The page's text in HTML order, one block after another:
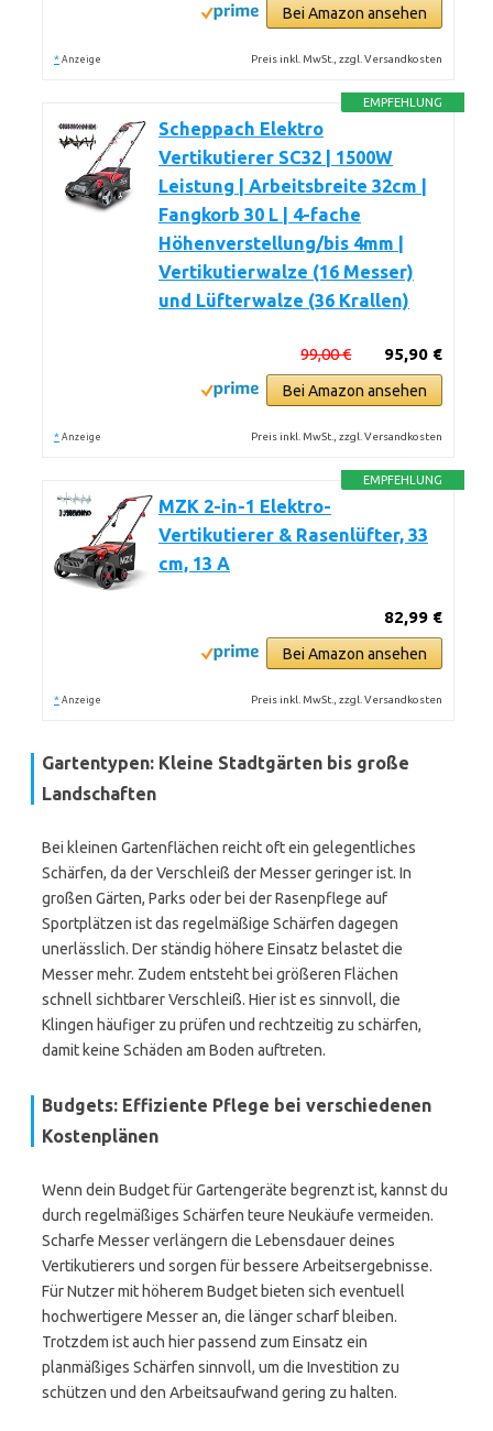
Bei Amazon ansehen
* Anzeige Preis inkl. MwSt., zzgl. Versandkosten
EMPFEHLUNG
Scheppach Elektro
Vertikutierer SC32 | 1500W
Leistung | Arbeitsbreite 32cm |
Fangkorb 30 L | 4-fache
Höhenverstellung/bis 4mm |
Vertikutierwalze (16 Messer)
und Lüfterwalze (36 Krallen)
95,90 €
99,00 €
Bei Amazon ansehen
* Anzeige Preis inkl. MwSt., zzgl. Versandkosten
EMPFEHLUNG
MZK 2-in-1 Elektro-
Vertikutierer & Rasenlüfter, 33
cm, 13 A
82,99 €
Bei Amazon ansehen
* Anzeige Preis inkl. MwSt., zzgl. Versandkosten
Gartentypen: Kleine Stadtgärten bis große
Landschaften
Bei kleinen Gartenflächen reicht oft ein gelegentliches
Schärfen, da der Verschleiß der Messer geringer ist. In
großen Gärten, Parks oder bei der Rasenpflege auf
Sportplätzen ist das regelmäßige Schärfen dagegen
unerlässlich. Der ständig höhere Einsatz belastet die
Messer mehr. Zudem entsteht bei größeren Flächen
schnell sichtbarer Verschleiß. Hier ist es sinnvoll, die
Klingen häufiger zu prüfen und rechtzeitig zu schärfen,
damit keine Schäden am Boden auftreten.
Budgets: Effiziente Pflege bei verschiedenen
Kostenplänen
Wenn dein Budget für Gartengeräte begrenzt ist, kannst du
durch regelmäßiges Schärfen teure Neukäufe vermeiden.
Scharfe Messer verlängern die Lebensdauer deines
Vertikutierers und sorgen für bessere Arbeitsergebnisse.
Für Nutzer mit höherem Budget bieten sich eventuell
hochwertigere Messer an, die länger scharf bleiben.
Trotzdem ist auch hier passend zum Einsatz ein
planmäßiges Schärfen sinnvoll, um die Investition zu
schützen und den Arbeitsaufwand gering zu halten.